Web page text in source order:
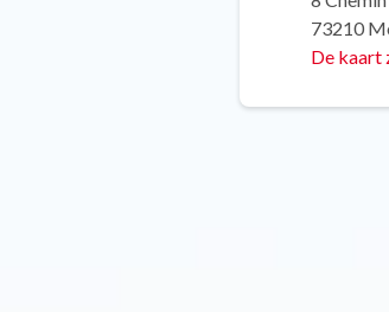
73210
De kaart